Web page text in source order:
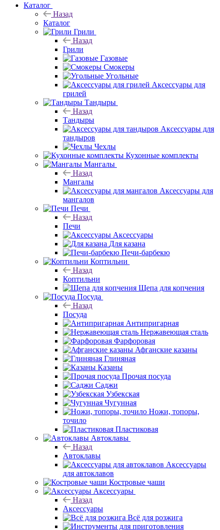
Каталог
Назад
Каталог
Грили
Назад
Грили
Газовые
Смокеры
Угольные
Аксессуары для
грилей
Тандыры
Назад
Тандыры
Аксессуары для
тандыров
Чехлы
Кухонные комплекты
Мангалы
Назад
Мангалы
Аксессуары для
мангалов
Печи
Назад
Печи
Аксессуары
Для казана
Печи-барбекю
Коптильни
Назад
Коптильни
Щепа для копчения
Посуда
Назад
Посуда
Антипригарная
Нержавеющая сталь
Фарфоровая
Афганские казаны
Глиняная
Казаны
Прочая посуда
Саджи
Узбекская
Чугунная
Ножи, топоры,
точило
Пластиковая
Автоклавы
Назад
Автоклавы
Аксессуары
для автоклавов
Костровые чаши
Аксессуары
Назад
Аксессуары
Всё для розжига